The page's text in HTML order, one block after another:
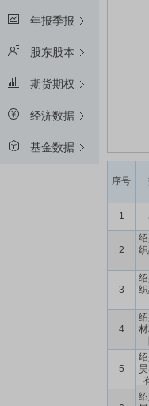
年报季报
股东股本
期货期权
经济数据
基金数据
序号
1
2
3
4
5